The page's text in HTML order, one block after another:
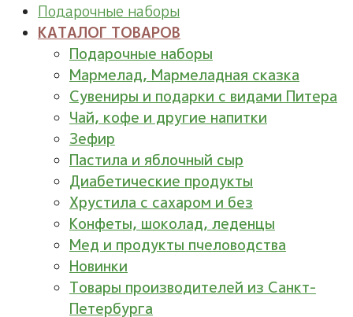
Подарочные наборы
КАТАЛОГ ТОВАРОВ
Подарочные наборы
Мармелад, Мармеладная сказка
Сувениры и подарки с видами Питера
Чай, кофе и другие напитки
Зефир
Пастила и яблочный сыр
Диабетические продукты
Хрустила с сахаром и без
Конфеты, шоколад, леденцы
Мед и продукты пчеловодства
Новинки
Товары производителей из Санкт-
Петербурга